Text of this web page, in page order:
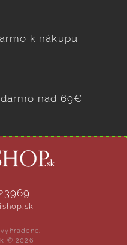
k nákupu
nad 69€
© 2026